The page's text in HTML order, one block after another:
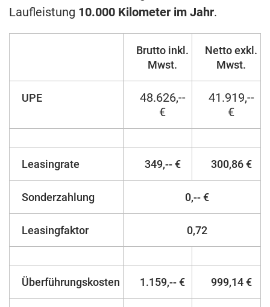
Laufleistung 10.000 Kilometer im Jahr.
Brutto inkl.
Mwst.
Netto exkl.
Mwst.
UPE
48.626,--
€
41.919,--
€
Leasingrate 349,-- € 300,86 €
Sonderzahlung 0,-- €
Leasingfaktor 0,72
Überführungskosten 1.159,-- € 999,14 €